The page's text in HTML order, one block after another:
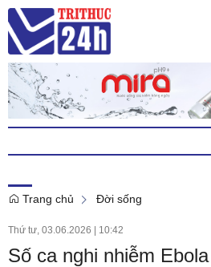
Trang chủ Đời sống
Thứ tư, 03.06.2026 | 10:42
Số ca nghi nhiễm